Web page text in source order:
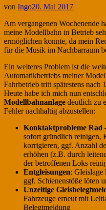
von Ingo20. Mai 2017
Am vergangenen Wochenende
meine Modellbahn in Betrieb
ermöglichen konnte, da mein
für die Musik im Nachbarraum
Ein weiteres Problem ist die
Automatikbetriebs meiner
Fahrbetrieb tritt spätestens nach
Heute habe ich mich nun
Modellbahnanlage deutlich zu
Fehler nachhaltig abzustellen:
Konktaktprobleme Rad
sofort gründlich reinigen,
korrigieren, ggf. Anzahl
erhöhen (z.B. durch
der betroffenen Loks
Entgleisungen: Gleislage
ggf. Schienenstöße löten
Unzeitige
Fahrzeuge erneut mit
Belegtmeldung